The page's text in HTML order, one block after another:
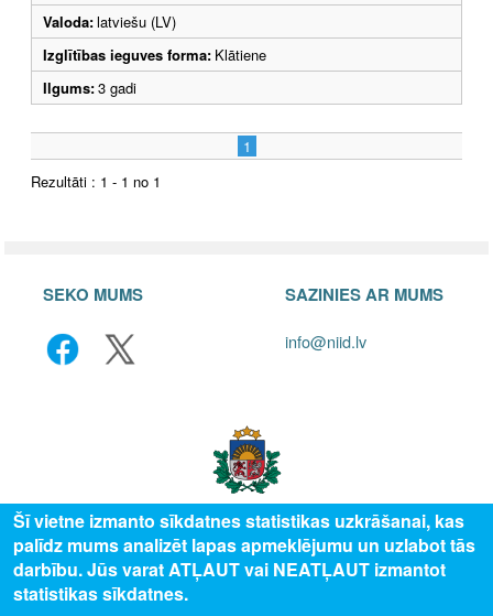
Valoda:latviešu (LV)
Izglītības ieguves forma: Klātiene
Ilgums:3 gadi
1
Rezultāti : 1 - 1 no 1
SEKO MUMS SAZINIES AR MUMS
info@niid.lv
© 2025 Valsts izglītības attīstības aģentūra, publicētā satura visas tiesības
Šī vietne izmanto sīkdatnes statistikas uzkrāšanai, kas
palīdz mums analizēt lapas apmeklējumu un uzlabot tās
darbību. Jūs varat ATĻAUT vai NEATĻAUT izmantot
statistikas sīkdatnes.